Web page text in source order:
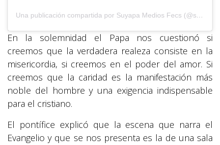
Una publicación compartida por Suyapa Medios Fecs (@suyapa_medios)
En la solemnidad el Papa nos cuestionó si
creemos que la verdadera realeza consiste en la
misericordia, si creemos en el poder del amor. Si
creemos que la caridad es la manifestación más
noble del hombre y una exigencia indispensable
para el cristiano.
El pontífice explicó que la escena que narra el
Evangelio y que se nos presenta es la de una sala